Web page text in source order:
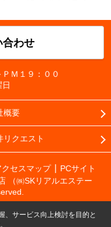
合わせ
Ｍ１９：００
日
概要
リクエスト
クセスマップ
PCサイト
（㈱SKリアルエステー
、サービス向上検討を目的と